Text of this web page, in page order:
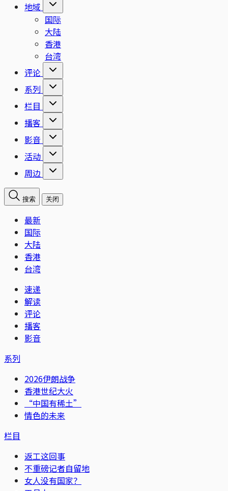
地域
国际
大陆
香港
台湾
评论
系列
栏目
播客
影音
活动
周边
搜索 关闭
最新
国际
大陆
香港
台湾
速递
解读
评论
播客
影音
系列
2026伊朗战争
香港世纪大火
“中国有稀土”
情色的未来
栏目
返工这回事
不重磅记者自留地
女人没有国家？